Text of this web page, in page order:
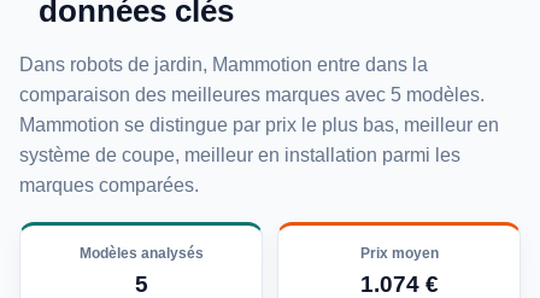
données clés
Dans robots de jardin, Mammotion entre dans la
comparaison des meilleures marques avec 5 modèles.
Mammotion se distingue par prix le plus bas, meilleur en
système de coupe, meilleur en installation parmi les
marques comparées.
Modèles analysés
5
Prix moyen
1.074 €